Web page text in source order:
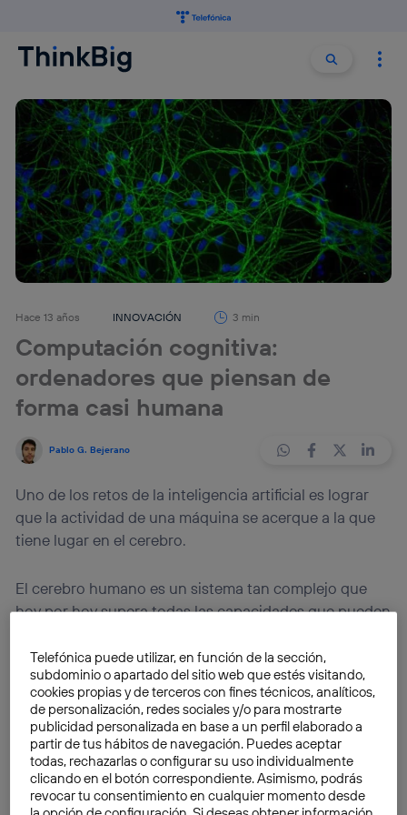
Buscar
Hace 13 años INNOVACIÓN 3 min
Computación cognitiva:
ordenadores que piensan de
forma casi humana
Pablo G. Bejerano
Uno de los retos de la inteligencia artificial es lograr
que la actividad de una máquina se acerque a la que
tiene lugar en el cerebro.
El cerebro humano es un sistema tan complejo que
hoy por hoy supera todas las capacidades que pueden
pues la potencia de cálculo de un ordenador es
mucho más alta que la de una persona , sin embargo,
cuando se trata de realizar tareas nuevas o adaptarse
a nuevas situaciones la actividad neuronal bate por
goleada a cualquier supercomputadora. Precisamente
es esta cualidad de los seres vivos dedar una
respuesta adecuada a un problema, aunque nunca
Telefónica puede utilizar, en función de la sección,
subdominio o apartado del sitio web que estés visitando,
cookies propias y de terceros con fines técnicos, analíticos,
de personalización, redes sociales y/o para mostrarte
publicidad personalizada en base a un perfil elaborado a
partir de tus hábitos de navegación. Puedes aceptar
todas, rechazarlas o configurar su uso individualmente
clicando en el botón correspondiente. Asimismo, podrás
revocar tu consentimiento en cualquier momento desde